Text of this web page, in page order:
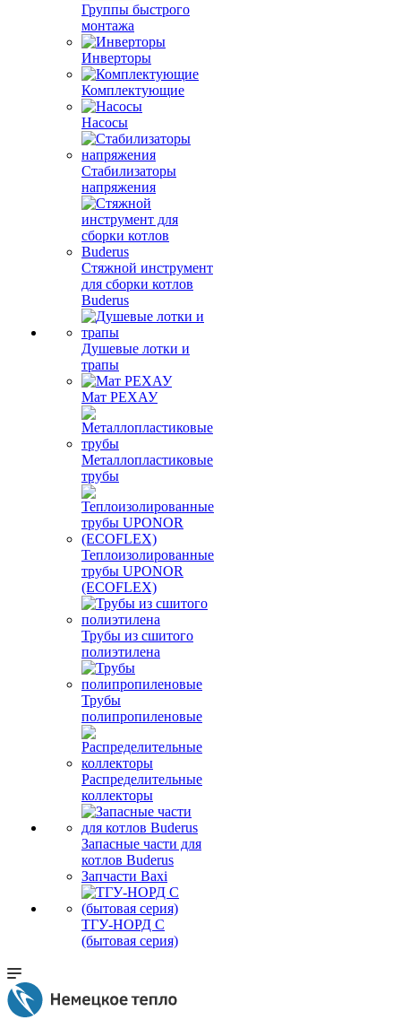
Группы быстрого
монтажа
Инверторы
Комплектующие
Насосы
Стабилизаторы
напряжения
Стяжной инструмент
для сборки котлов
Buderus
Душевые лотки и
трапы
Мат РЕХАУ
Металлопластиковые
трубы
Теплоизолированные
трубы UPONOR
(ECOFLEX)
Трубы из сшитого
полиэтилена
Трубы
полипропиленовые
Распределительные
коллекторы
Запасные части для
котлов Buderus
Запчасти Baxi
ТГУ-НОРД С
(бытовая серия)